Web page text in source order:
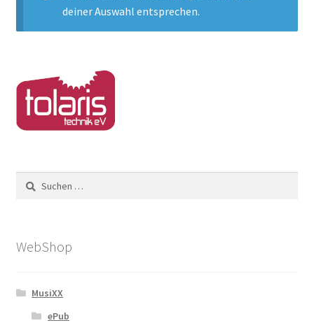
deiner Auswahl entsprechen.
Suchen
nach:
WebShop
MusiXX
ePub